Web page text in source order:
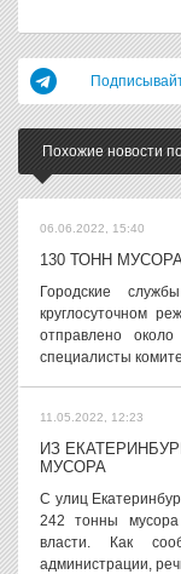
Похожие новости
06.06.2022, 15:40
130 ТОНН
Городские
круглосуточном
отправлено
специалисты
11.05.2022, 12:23
ИЗ
МУСОРА
С улиц
242 тонны мусора
власти. Как
администрации,